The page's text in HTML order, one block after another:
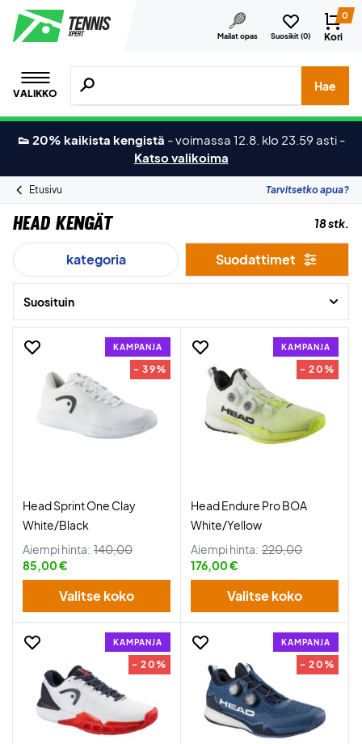
Mailat opas Suosikit (0)
0
Kori
VALIKKO
Hae tuotteita, merkkejä jne.
Hae
👟 20% kaikista kengistä -voimassa 12.8. klo 23.59 asti -
Katso valikoima
Etusivu Tarvitsetko apua?
Head Kengät 18 stk.
kategoria Suodattimet
Suosituin
KAMPANJA
- 39%
Head Sprint One Clay
White/Black
Aiempi hinta: 140,00
85,00 €
Valitse koko
KAMPANJA
- 20%
Head Endure Pro BOA
White/Yellow
Aiempi hinta: 220,00
176,00 €
Valitse koko
KAMPANJA
- 20%
KAMPANJA
- 20%